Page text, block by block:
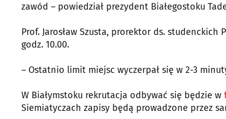
zawód – powiedział prezydent Białegostoku
Prof. Jarosław Szusta, prorektor ds.
godz. 10.00.
– Ostatnio limit miejsc wyczerpał się w 2-3
W Białymstoku rekrutacja odbywać się będzie w
Siemiatyczach zapisy będą prowadzone przez